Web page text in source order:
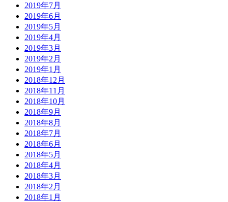
2019年7月
2019年6月
2019年5月
2019年4月
2019年3月
2019年2月
2019年1月
2018年12月
2018年11月
2018年10月
2018年9月
2018年8月
2018年7月
2018年6月
2018年5月
2018年4月
2018年3月
2018年2月
2018年1月